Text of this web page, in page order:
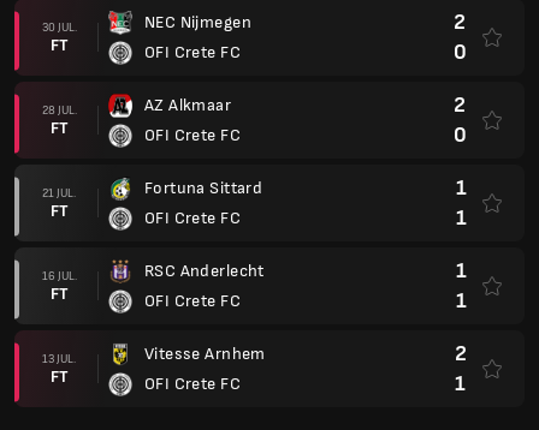
30 JUL.
FT
NEC Nijmegen
OFI Crete FC
2
0
28 JUL.
FT
AZ Alkmaar
OFI Crete FC
2
0
21 JUL.
FT
Fortuna Sittard
OFI Crete FC
1
1
16 JUL.
FT
RSC Anderlecht
OFI Crete FC
1
1
13 JUL.
FT
Vitesse Arnhem
OFI Crete FC
2
1